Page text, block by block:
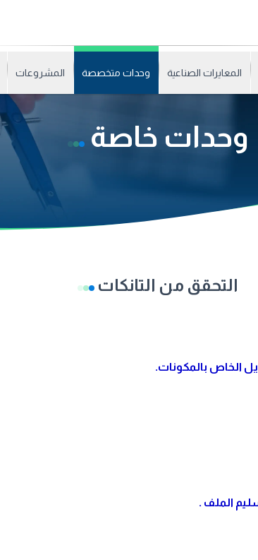
المعايرات الصناعية وحدات متخصصة المشروعات
وحدات خاصة
التحقق من التانكات